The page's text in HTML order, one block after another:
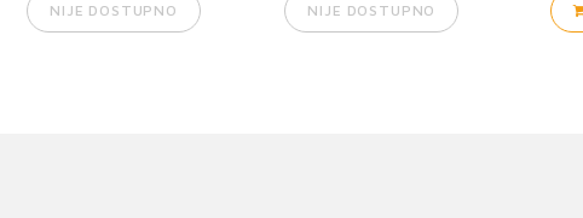
NIJE DOSTUPNO NIJE DOSTUPNO